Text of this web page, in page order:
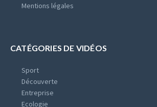
Mentions légales
CATÉGORIES DE VIDÉOS
Sport
Découverte
Entreprise
Ecologie